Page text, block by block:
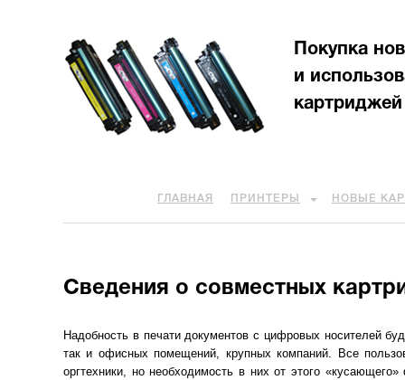
Покупка
и
картриджей
ГЛАВНАЯ ПРИНТЕРЫ НОВЫЕ
Сведения о совместных
Надобность в печати документов с цифровых носителей
так и офисных помещений, крупных компаний. Все
оргтехники, но необходимость в них от этого